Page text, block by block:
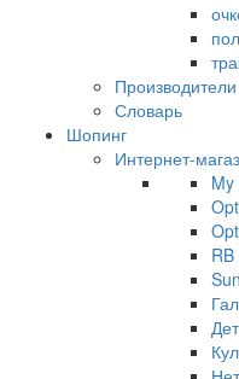
Производители
Словарь
Шопинг
Интернет-